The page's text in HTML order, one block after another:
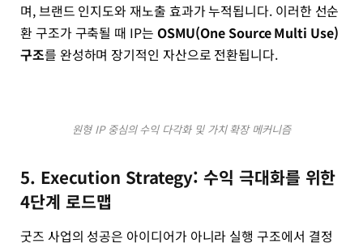
며, 브랜드 인지도와 재노출 효과가 누적됩니다. 이러한 선순
환 구조가 구축될 때 IP는 OSMU(One Source Multi Use)
구조를 완성하며 장기적인 자산으로 전환됩니다.
원형 IP 중심의 수익 다각화 및 가치 확장 메커니즘
5. Execution Strategy: 수익 극대화를 위한
4단계 로드맵
굿즈 사업의 성공은 아이디어가 아니라 실행 구조에서 결정